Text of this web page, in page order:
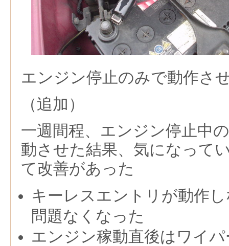
エンジン停止のみで動作さ
（追加）
一週間程、エンジン停止中
動させた結果、気になって
て改善があった
キーレスエントリが動作
問題なくなった
エンジン稼動直後はワイ